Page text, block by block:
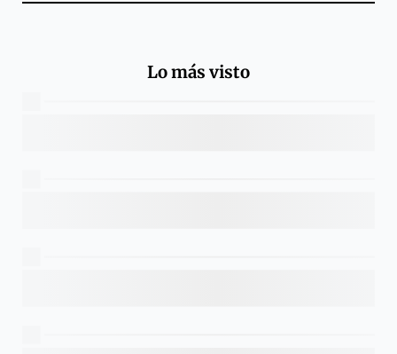
Lo más visto